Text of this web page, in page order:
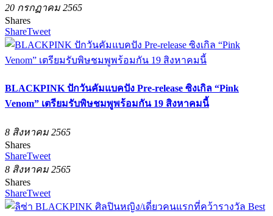
20 กรกฏาคม 2565
Shares
ShareTweet
BLACKPINK ปักวันคัมแบคปัง Pre-release ซิงเกิล “Pink
Venom” เตรียมรับพิษชมพูพร้อมกัน 19 สิงหาคมนี้
8 สิงหาคม 2565
Shares
ShareTweet
8 สิงหาคม 2565
Shares
ShareTweet